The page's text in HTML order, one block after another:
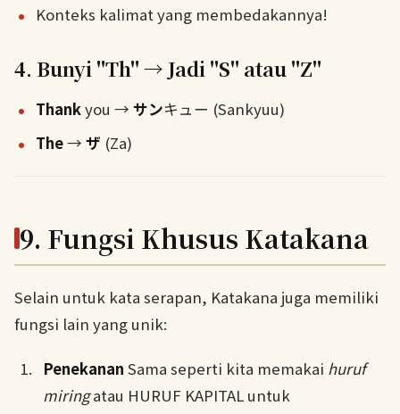
Konteks kalimat yang membedakannya!
4. Bunyi "Th" → Jadi "S" atau "Z"
Thankyou → サンキュー (Sankyuu)
The→ ザ (Za)
9. Fungsi Khusus Katakana
Selain untuk kata serapan, Katakana juga memiliki
fungsi lain yang unik:
Penekanan Sama seperti kita memakai huruf
miringatau HURUF KAPITAL untuk